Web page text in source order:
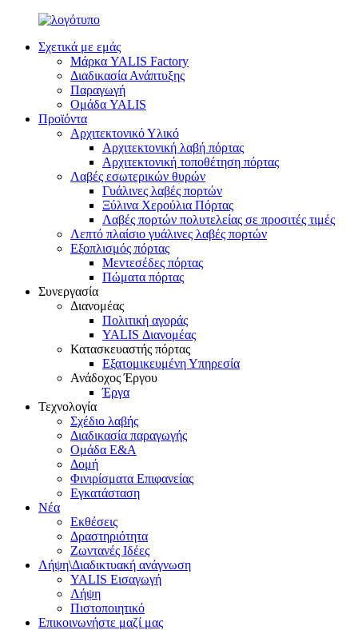
Σχετικά με εμάς
Μάρκα YALIS Factory
Διαδικασία Ανάπτυξης
Παραγωγή
Ομάδα YALIS
Προϊόντα
Αρχιτεκτονικό Υλικό
Αρχιτεκτονική λαβή πόρτας
Αρχιτεκτονική τοποθέτηση πόρτας
Λαβές εσωτερικών θυρών
Γυάλινες λαβές πορτών
Ξύλινα Χερούλια Πόρτας
Λαβές πορτών πολυτελείας σε προσιτές τιμές
Λεπτό πλαίσιο γυάλινες λαβές πορτών
Εξοπλισμός πόρτας
Μεντεσέδες πόρτας
Πώματα πόρτας
Συνεργασία
Διανομέας
Πολιτική αγοράς
YALIS Διανομέας
Κατασκευαστής πόρτας
Εξατομικευμένη Υπηρεσία
Ανάδοχος Έργου
Έργα
Τεχνολογία
Σχέδιο λαβής
Διαδικασία παραγωγής
Ομάδα Ε&Α
Δομή
Φινιρίσματα Επιφανείας
Εγκατάσταση
Νέα
Εκθέσεις
Δραστηριότητα
Ζωντανές Ιδέες
Λήψη\Διαδικτυακή ανάγνωση
YALIS Εισαγωγή
Λήψη
Πιστοποιητικό
Επικοινωνήστε μαζί μας